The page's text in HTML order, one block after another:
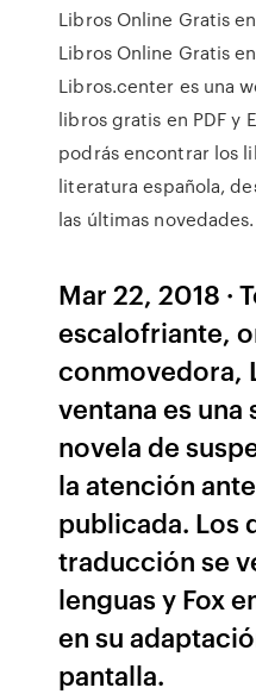
Libros Online Gratis
Libros Online Gratis en
Libros.center es una
libros gratis en PDF y
podrás encontrar los
literatura española,
las últimas novedades.
Mar 22, 2018 ·
escalofriante,
conmovedora,
ventana es
novela de
la atención
publicada. Los
traducción se
lenguas y Fox
en su
pantalla.